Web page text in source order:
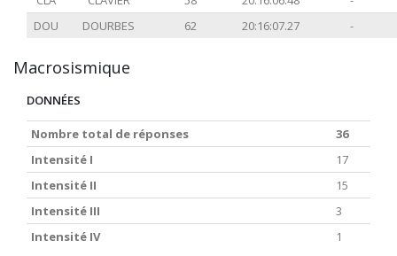
DOU
DOURBES 62 20:16:07.27 -
Macrosismique
DONNÉES
Nombre total de réponses
36
Intensité I
17
Intensité II
15
Intensité III
3
Intensité IV
1